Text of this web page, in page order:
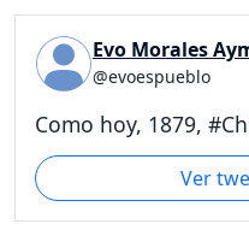
Evo Morales
@evoespueblo
Como hoy, 1879,
Ver